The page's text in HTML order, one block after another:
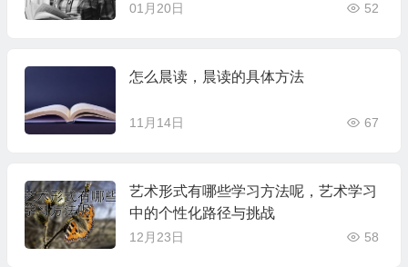
01月20日 52
怎么晨读，晨读的具体方法
11月14日 67
艺术形式有哪些学习方法呢，艺术学习
中的个性化路径与挑战
12月23日 58